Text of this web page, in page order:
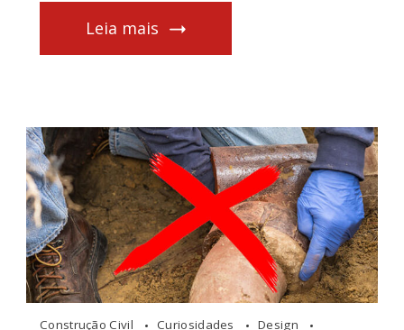
Leia mais
Construção Civil Curiosidades Design